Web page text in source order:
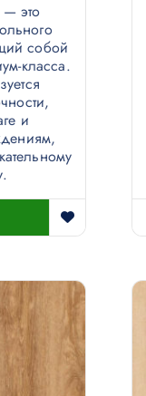
— это
собой
класса.
и